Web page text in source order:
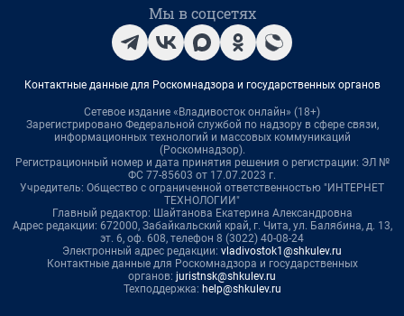
Мы в соцсетях
Контактные данные для Роскомнадзора и государственных органов
Сетевое издание «Владивосток онлайн» (18+)
Зарегистрировано Федеральной службой по надзору в сфере связи,
информационных технологий и массовых коммуникаций
(Роскомнадзор).
Регистрационный номер и дата принятия решения о регистрации: ЭЛ №
ФС 77-85603 от 17.07.2023 г.
Учредитель: Общество с ограниченной ответственностью "ИНТЕРНЕТ
ТЕХНОЛОГИИ"
Главный редактор: Шайтанова Екатерина Александровна
Адрес редакции: 672000, Забайкальский край, г. Чита, ул. Балябина, д. 13,
эт. 6, оф. 608, телефон 8 (3022) 40-08-24
Электронный адрес редакции: vladivostok1@shkulev.ru
Контактные данные для Роскомнадзора и государственных
органов: juristnsk@shkulev.ru
Техподдержка: help@shkulev.ru